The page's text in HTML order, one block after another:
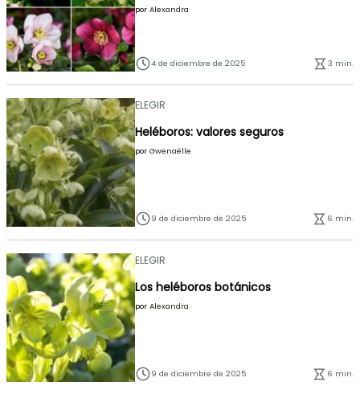
por Alexandra
4 de diciembre de 2025 3 min.
ELEGIR
Heléboros: valores seguros
por Gwenaëlle
9 de diciembre de 2025 6 min.
ELEGIR
Los heléboros botánicos
por Alexandra
9 de diciembre de 2025 6 min.